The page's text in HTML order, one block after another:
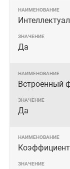
Да
Встроенный
Да